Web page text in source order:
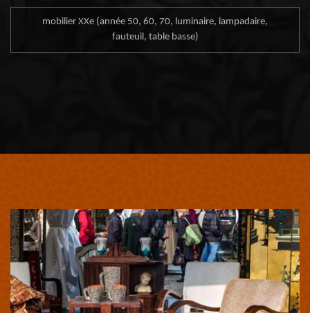
mobilier XXe (année 50, 60, 70, luminaire, lampadaire,
fauteuil, table basse)